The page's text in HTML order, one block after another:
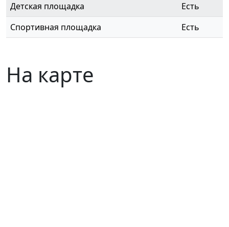
Детская площадка
Есть
Спортивная площадка
Есть
На карте